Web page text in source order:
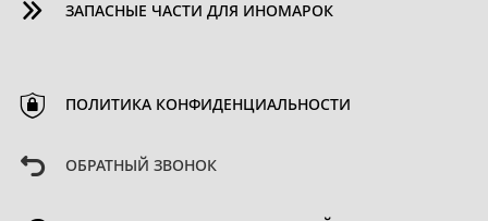
ЗАПАСНЫЕ ЧАСТИ ДЛЯ ИНОМАРОК
ПОЛИТИКА КОНФИДЕНЦИАЛЬНОСТИ
ОБРАТНЫЙ ЗВОНОК